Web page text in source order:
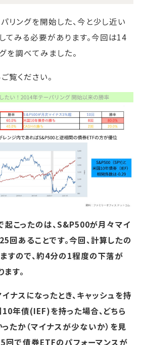
リングを開始した、今と少し近い
てみる必要があります。今回は14
を調べてみました。
覧ください。
起こったのは、S&P500が月々マイ
回あることです。今回、計算したの
すので、約4分の1程度の下落が
す。
ナスになったとき、キャッシュを持
10年債(IEF)を持った場合、どちら
たか（マイナスが少ないか）を見
回で債券ETFのパフォーマンスが